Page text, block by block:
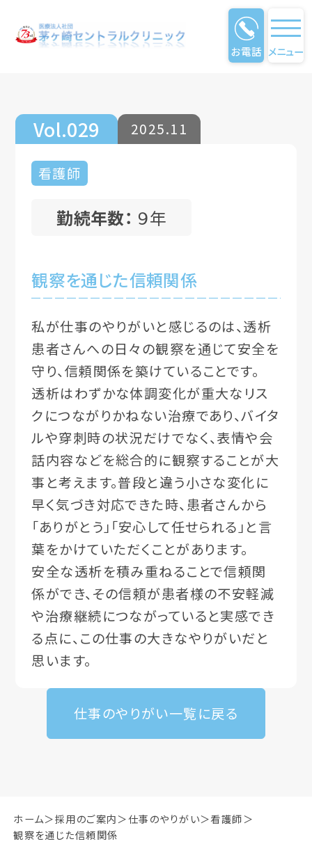
お電話 メニュー
ホーム 採用のご案内 仕事のやりがい
看護師
観察を通じた信頼関係
Vol.029 2025.11
看護師
勤続年数： ９年
観察を通じた信頼関係
私が仕事のやりがいと感じるのは、透析
患者さんへの日々の観察を通じて安全を
守り、信頼関係を築けていることです。
透析はわずかな体調変化が重大なリス
クにつながりかねない治療であり、バイタ
ルや穿刺時の状況だけでなく、表情や会
話内容などを総合的に観察することが大
事と考えます。普段と違う小さな変化に
早く気づき対応できた時、患者さんから
「ありがとう」「安心して任せられる」と言
葉をかけていただくことがあります。
安全な透析を積み重ねることで信頼関
係ができ、その信頼が患者様の不安軽減
や治療継続につながっていると実感でき
る点に、この仕事の大きなやりがいだと
思います。
仕事のやりがい一覧に戻る